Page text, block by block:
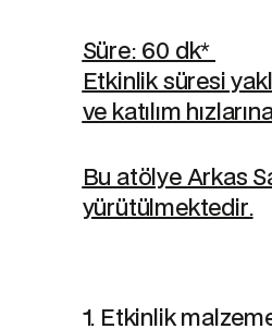
Süre: 60 dk*
Etkinlik süresi
ve katılım
Bu atölye Arkas
yürütülmektedir.
1. Etkinlik